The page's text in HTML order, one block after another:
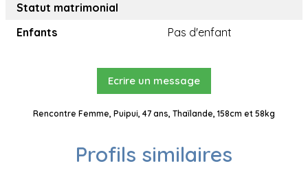
Statut matrimonial
Enfants
Pas d'enfant
Ecrire un message
Rencontre Femme, Puipui, 47 ans, Thaïlande, 158cm et 58kg
Profils similaires